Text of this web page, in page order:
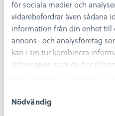
för sociala medier och
vidarebefordrar även sådana
information från din enhet till
annons- och analysföretag
kan i sin tur kombinera
information som du har
samlat in när du har använt
Nödvändig